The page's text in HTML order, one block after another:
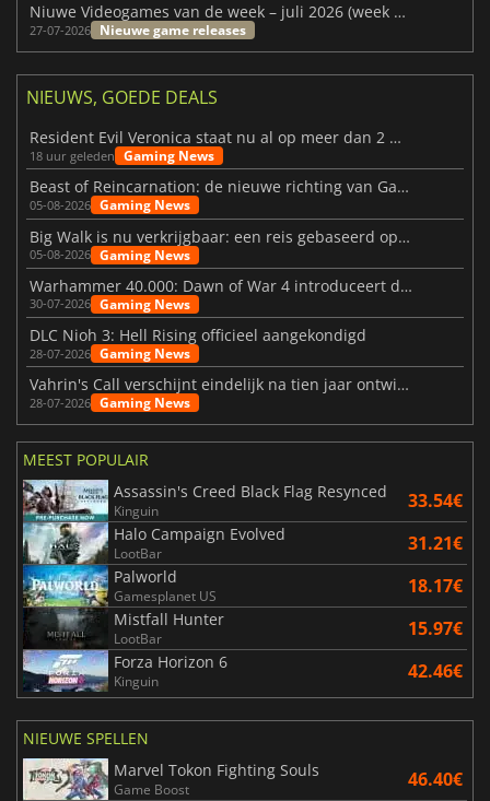
Niuwe Videogames van de week – juli 2026 (week 31)
27-07-2026 Nieuwe game releases
NIEUWS, GOEDE DEALS
Resident Evil Veronica staat nu al op meer dan 2 miljoen verlanglijstjes
18 uur geleden Gaming News
Beast of Reincarnation: de nieuwe richting van Game Freak
05-08-2026 Gaming News
Big Walk is nu verkrijgbaar: een reis gebaseerd op vriendschap
05-08-2026 Gaming News
Warhammer 40.000: Dawn of War 4 introduceert de Necron-factie
30-07-2026 Gaming News
DLC Nioh 3: Hell Rising officieel aangekondigd
28-07-2026 Gaming News
Vahrin's Call verschijnt eindelijk na tien jaar ontwikkeling
28-07-2026 Gaming News
MEEST POPULAIR
Assassin's Creed Black Flag Resynced
Kinguin 33.54€
Halo Campaign Evolved
LootBar 31.21€
Palworld
Gamesplanet US 18.17€
Mistfall Hunter
LootBar 15.97€
Forza Horizon 6
Kinguin 42.46€
NIEUWE SPELLEN
Marvel Tokon Fighting Souls
Game Boost 46.40€